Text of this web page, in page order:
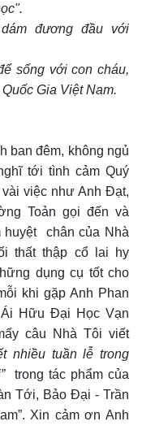
đương đầu với
sống với con cháu,
Gia Việt Nam.
ban đêm, không ngủ
tới tình cảm Quý
việc như Anh Đạt,
Toản gọi đến và
huyệt chân của Nhà
thất thập cổ lai hy
dụng cụ tốt cho
khi gặp Anh Phan
Hữu Đại Học Vạn
câu Nhà Tôi viết
nhiều tuần lễ trong
trong tác phẩm của
Tới, Bảo Đại - Trần
Xin cảm ơn Anh